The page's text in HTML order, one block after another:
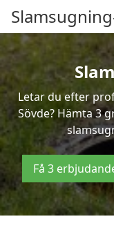
Letar du efter
Sövde? Hämta 3
Få 3